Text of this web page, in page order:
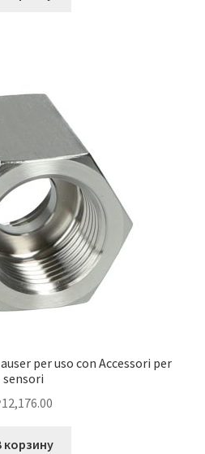
per uso con Accessori per
sensori
12,176.00
корзину